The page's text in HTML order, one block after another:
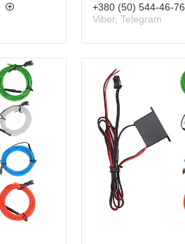
+380 (50) 544-46-76
Viber, Telegram